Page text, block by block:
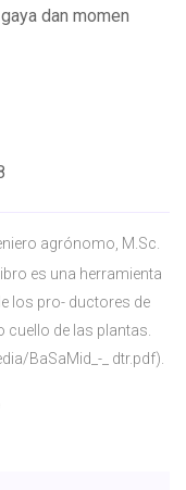
dan momen
agrónomo, M.Sc.
es una herramienta
los pro- ductores de
cuello de las plantas.
BaSaMid_-_ dtr.pdf).